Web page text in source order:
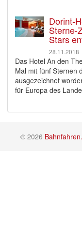
Dorint-
Sterne-
Stars
28.11.2018
Das Hotel An den
Mal mit fünf Sternen
ausgezeichnet
für Europa des
© 2026